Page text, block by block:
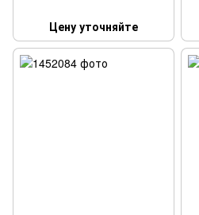
Цену уточняйте